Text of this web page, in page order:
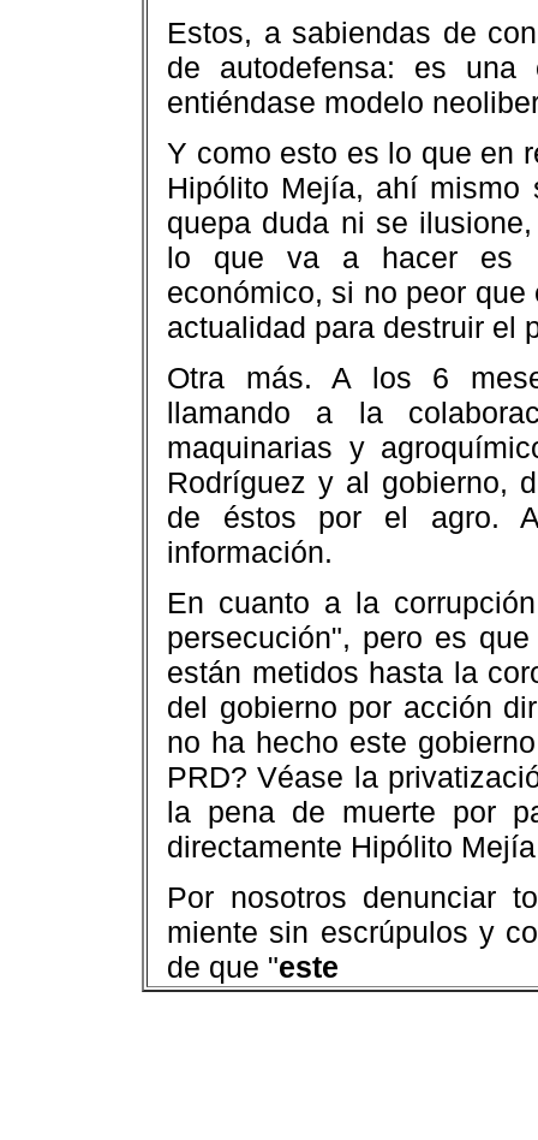
Estos, a sabiendas de
de autodefensa: es una
entiéndase modelo
Y como esto es lo que en
Hipólito Mejía, ahí
quepa duda ni se
lo que va a hacer es
económico, si no peor
actualidad para destruir el
Otra más. A los 6
llamando a la
maquinarias y
Rodríguez y al gobierno,
de éstos por el agro.
información.
En cuanto a la
persecución", pero es
están metidos hasta la
del gobierno por acción
no ha hecho este
PRD? Véase la
la pena de muerte por
directamente Hipólito
Por nosotros denunciar
miente sin escrúpulos y
de que "este